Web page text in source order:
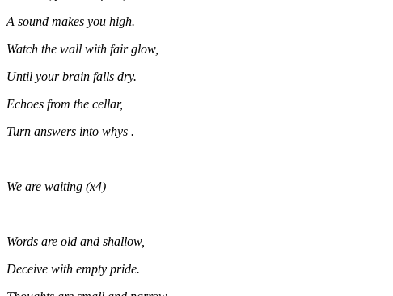
A sound makes you high.
Watch the wall with fair glow,
Until your brain falls dry.
Echoes from the cellar,
Turn answers into whys .
We are waiting (x4)
Words are old and shallow,
Deceive with empty pride.